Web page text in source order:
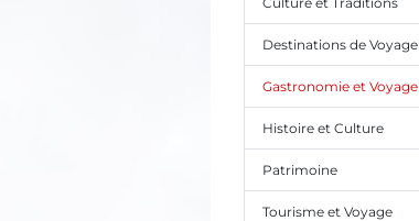
Destinations de Voyage
Gastronomie et Voyage
Histoire et Culture
Patrimoine
Tourisme et Voyage